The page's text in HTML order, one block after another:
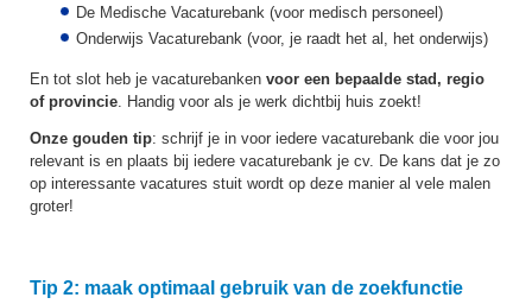
De Medische Vacaturebank (voor medisch personeel)
Onderwijs Vacaturebank (voor, je raadt het al, het onderwijs)
En tot slot heb je vacaturebanken voor een bepaalde stad, regio
of provincie. Handig voor als je werk dichtbij huis zoekt!
Onze gouden tip: schrijf je in voor iedere vacaturebank die voor jou
relevant is en plaats bij iedere vacaturebank je cv. De kans dat je zo
op interessante vacatures stuit wordt op deze manier al vele malen
groter!
Tip 2: maak optimaal gebruik van de zoekfunctie